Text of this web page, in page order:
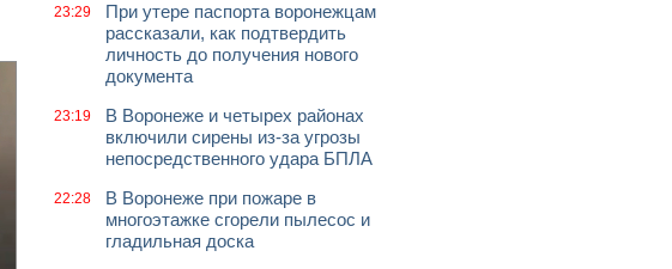
23:29
При утере паспорта воронежцам
рассказали, как подтвердить
личность до получения нового
документа
23:19
В Воронеже и четырех районах
включили сирены из-за угрозы
непосредственного удара БПЛА
22:28
В Воронеже при пожаре в
многоэтажке сгорели пылесос и
гладильная доска